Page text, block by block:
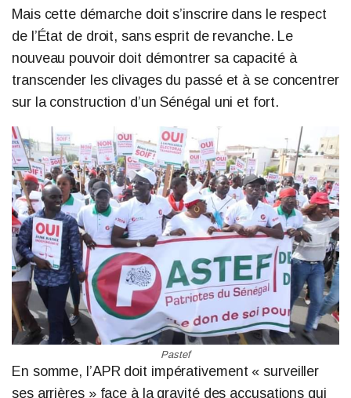
Mais cette démarche doit s’inscrire dans le respect
de l’État de droit, sans esprit de revanche. Le
nouveau pouvoir doit démontrer sa capacité à
transcender les clivages du passé et à se concentrer
sur la construction d’un Sénégal uni et fort.
Pastef
En somme, l’APR doit impérativement « surveiller
ses arrières » face à la gravité des accusations qui